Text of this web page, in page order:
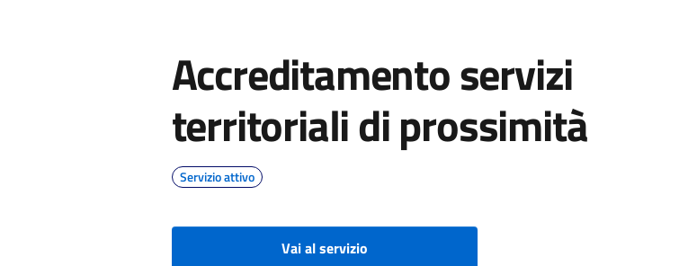
Accreditamento servizi
territoriali di prossimità
Servizio attivo
Vai al servizio